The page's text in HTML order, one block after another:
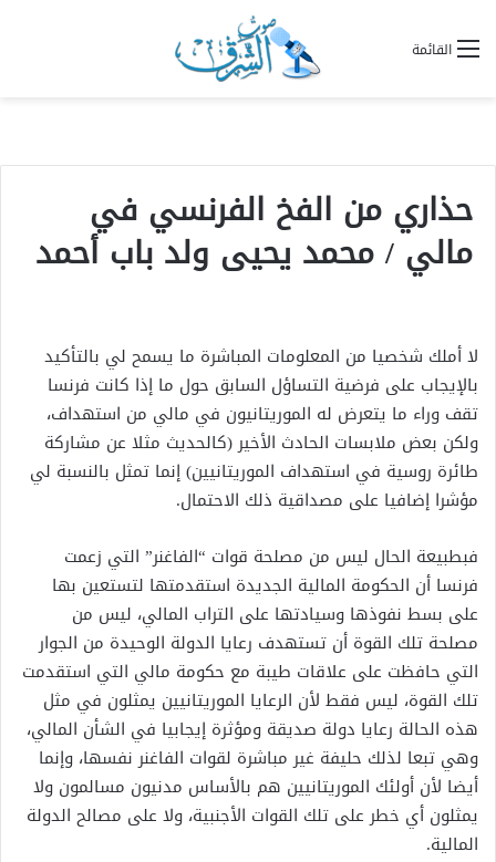
القائمة
حذاري من الفخ الفرنسي في
مالي / محمد يحيى ولد باب أحمد
لا أملك شخصيا من المعلومات المباشرة ما يسمح لي بالتأكيد
بالإيجاب على فرضية التساؤل السابق حول ما إذا كانت فرنسا
تقف وراء ما يتعرض له الموريتانيون في مالي من استهداف،
ولكن بعض ملابسات الحادث الأخير (كالحديث مثلا عن مشاركة
طائرة روسية في استهداف الموريتانيين) إنما تمثل بالنسبة لي
مؤشرا إضافيا على مصداقية ذلك الاحتمال.
فبطبيعة الحال ليس من مصلحة قوات “الفاغنر” التي زعمت
فرنسا أن الحكومة المالية الجديدة استقدمتها لتستعين بها
على بسط نفوذها وسيادتها على التراب المالي، ليس من
مصلحة تلك القوة أن تستهدف رعايا الدولة الوحيدة من الجوار
التي حافظت على علاقات طيبة مع حكومة مالي التي استقدمت
تلك القوة، ليس فقط لأن الرعايا الموريتانيين يمثلون في مثل
هذه الحالة رعايا دولة صديقة ومؤثرة إيجابيا في الشأن المالي،
وهي تبعا لذلك حليفة غير مباشرة لقوات الفاغنر نفسها، وإنما
أيضا لأن أولئك الموريتانيين هم بالأساس مدنيون مسالمون ولا
يمثلون أي خطر على تلك القوات الأجنبية، ولا على مصالح الدولة
المالية.